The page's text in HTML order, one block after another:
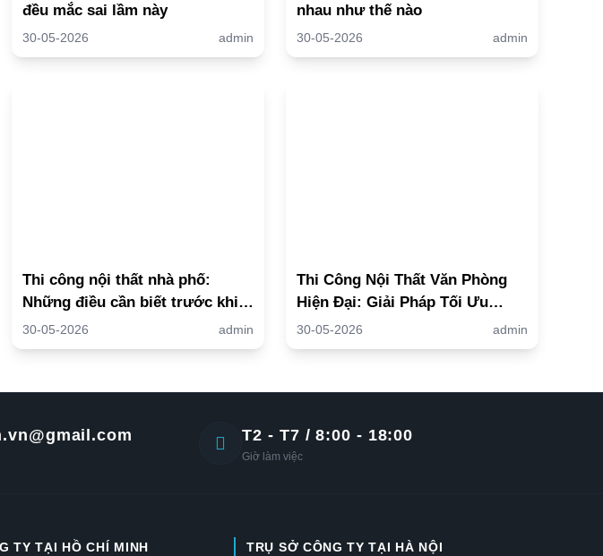
đều mắc sai lầm này
30-05-2026 admin
nhau như thế nào
30-05-2026 admin
Thi công nội thất nhà phố:
Những điều cần biết trước khi
làm
30-05-2026 admin
Thi Công Nội Thất Văn Phòng
Hiện Đại: Giải Pháp Tối Ưu
Không Gian Làm Việc
30-05-2026 admin
T2 - T7 / 8:00 - 18:00
Giờ làm việc
TY TẠI HỒ CHÍ MINH
TRỤ SỞ CÔNG TY TẠI HÀ NỘI